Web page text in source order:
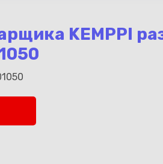
KEMPPI